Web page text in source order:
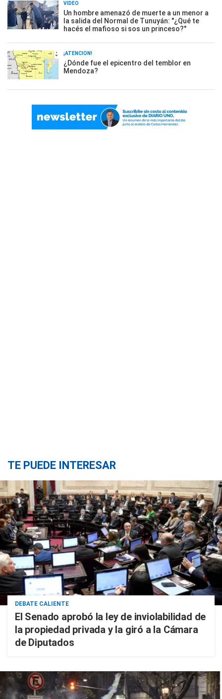
VIDEO
Un hombre amenazó de muerte a un menor a
la salida del Normal de Tunuyán: "¿Qué te
hacés el mafioso si sos un princeso?"
¡ATENCIÓN!
¿Dónde fue el epicentro del temblor en
Mendoza?
TE PUEDE INTERESAR
DEBATE CALIENTE
El Senado aprobó la ley de inviolabilidad de
la propiedad privada y la giró a la Cámara
de Diputados